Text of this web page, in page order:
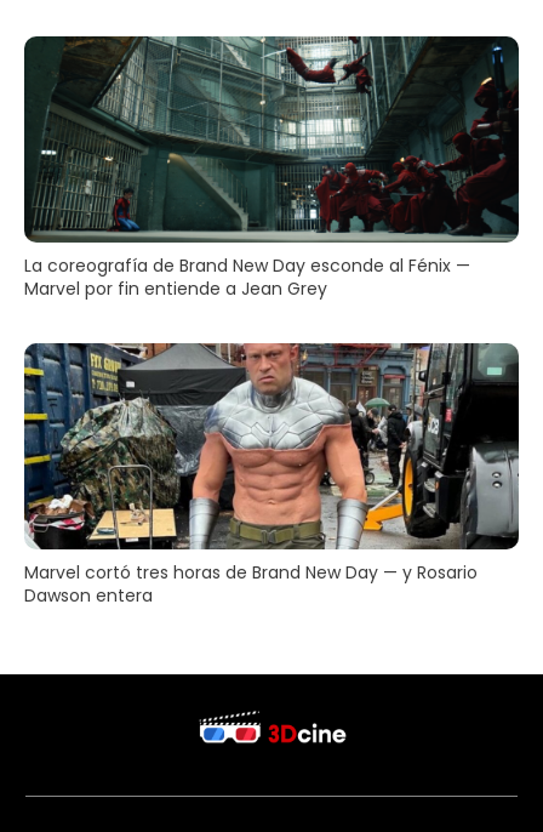
La coreografía de Brand New Day esconde al Fénix —
Marvel por fin entiende a Jean Grey
Marvel cortó tres horas de Brand New Day — y Rosario
Dawson entera